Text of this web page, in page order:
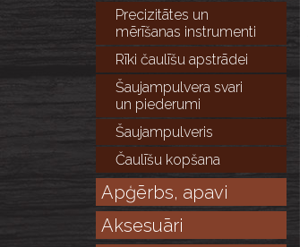
Precizitātes un
mērīšanas instrumenti
Rīki čaulīšu apstrādei
Šaujampulvera svari
un piederumi
Šaujampulveris
Čaulīšu kopšana
Apģērbs, apavi
Aksesuāri